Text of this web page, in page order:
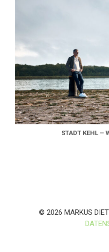
STADT KEHL –
© 2026 MARKUS